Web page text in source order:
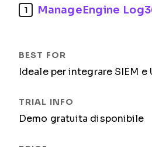
1 ManageEngine
Ideale per integrare SIEM e
Demo gratuita disponibile